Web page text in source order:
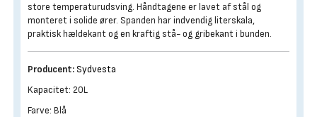
store temperaturudsving. Håndtagene er lavet af stål og
monteret i solide ører. Spanden har indvendig literskala,
praktisk hældekant og en kraftig stå- og gribekant i bunden.
Producent: Sydvesta
Kapacitet: 20L
Farve: Blå